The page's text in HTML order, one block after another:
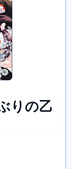
りの乙